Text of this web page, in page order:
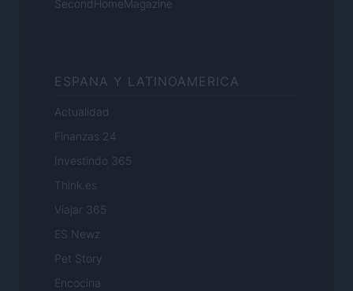
SecondHomeMagazine
ESPANA Y LATINOAMERICA
Actualidad
Finanzas 24
Investindo 365
Think.es
Viajar 365
ES Newz
Pet Story
Encocina